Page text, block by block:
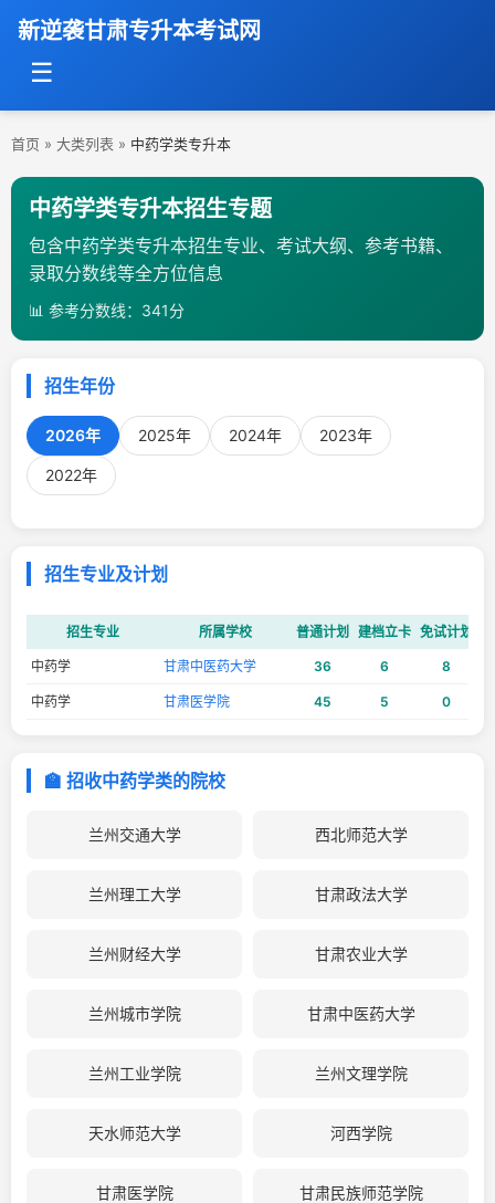
新逆袭甘肃专升本考试网
☰
首页 » 大类列表 » 中药学类专升本
中药学类专升本招生专题
包含中药学类专升本招生专业、考试大纲、参考书籍、
录取分数线等全方位信息
📊 参考分数线：341分
招生年份
2026年 2025年 2024年 2023年
2022年
招生专业及计划
招生专业 所属学校 普通计划 建档立卡 免试计划
中药学 甘肃中医药大学 36 6 8
中药学 甘肃医学院 45 5 0
🏫 招收中药学类的院校
兰州交通大学 西北师范大学
兰州理工大学 甘肃政法大学
兰州财经大学 甘肃农业大学
兰州城市学院 甘肃中医药大学
兰州工业学院 兰州文理学院
天水师范大学 河西学院
甘肃医学院 甘肃民族师范学院